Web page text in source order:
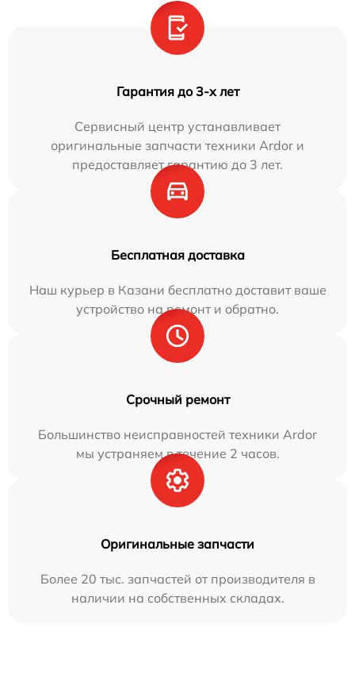
Гарантия до 3-х лет
Сервисный центр устанавливает
оригинальные запчасти техники Ardor и
предоставляет гарантию до 3 лет.
Бесплатная доставка
Наш курьер в Казани бесплатно доставит ваше
устройство на ремонт и обратно.
Срочный ремонт
Большинство неисправностей техники Ardor
мы устраняем в течение 2 часов.
Оригинальные запчасти
Более 20 тыс. запчастей от производителя в
наличии на собственных складах.